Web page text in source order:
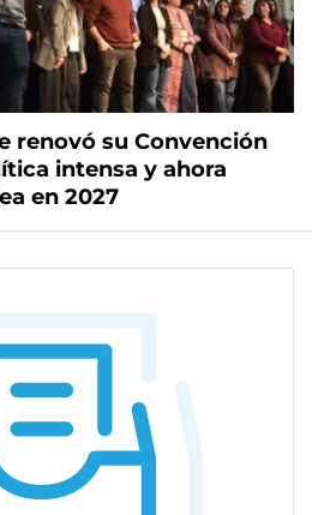
renovó su Convención
intensa y ahora
en 2027